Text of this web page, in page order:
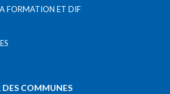
FORMATION ET DIF
DES COMMUNES